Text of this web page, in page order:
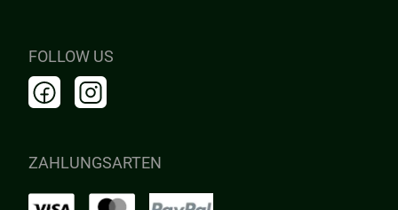
FOLLOW US
ZAHLUNGSARTEN